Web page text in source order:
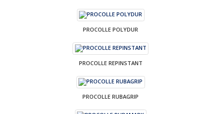
PROCOLLE POLYDUR
PROCOLLE REPINSTANT
PROCOLLE RUBAGRIP